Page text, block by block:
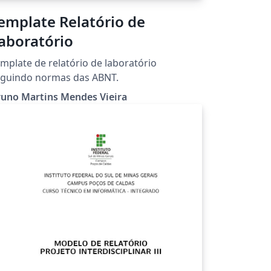
Relatório de
de relatório de laboratório
normas das ABNT.
Martins Mendes Vieira